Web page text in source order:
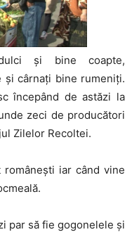
şi bine coapte,
şi cârnaţi bine rumeniţi.
începând de astăzi la
zeci de producători
Zilelor Recoltei.
iar când vine
par să fie gogonelele şi